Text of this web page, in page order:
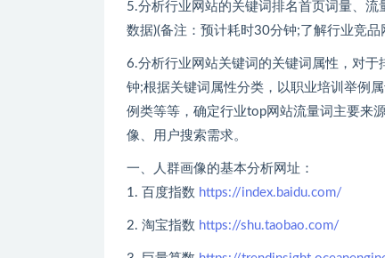
5.分析行业网站的关键词排名首页词量、
数据)(备注：预计耗时30分钟;了解行业竞
6.分析行业网站关键词的关键词属性，对
钟;根据关键词属性分类，以职业培训举例
例类等等，确定行业top网站流量词主要来
像、用户搜索需求。
一、人群画像的基本分析网址：
1. 百度指数 https://index.baidu.com/
2. 淘宝指数 https://shu.taobao.com/